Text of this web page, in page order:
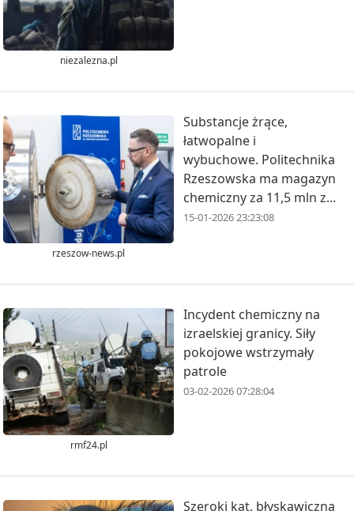
niezalezna.pl
rzeszow-news.pl
Substancje żrące,
łatwopalne i
wybuchowe. Politechnika
Rzeszowska ma magazyn
chemiczny za 11,5 mln z...
15-01-2026 23:23:08
rmf24.pl
Incydent chemiczny na
izraelskiej granicy. Siły
pokojowe wstrzymały
patrole
03-02-2026 07:28:04
Szeroki kąt, błyskawiczna